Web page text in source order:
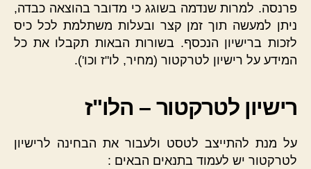
פרנסה. למרות שנדמה בשוגג כי מדובר בהוצאה כבדה,
ניתן למעשה תוך זמן קצר ובעלות משתלמת לכל כיס
לזכות ברישיון הנכסף. בשורות הבאות תקבלו את כל
המידע על רישיון לטרקטור (מחיר, לו"ז וכו').
רישיון לטרקטור – הלו"ז
על מנת להתייצב לטסט ולעבור את הבחינה לרישיון
לטרקטור יש לעמוד בתנאים הבאים :